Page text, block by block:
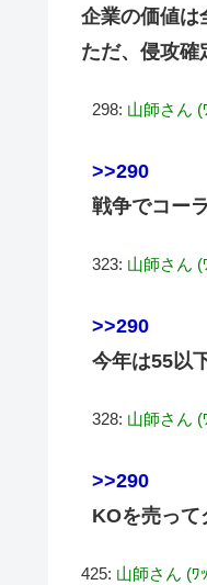
企業の価値は
ただ、侵攻確
298: 山師さん (
>>290
戦争でコー
323: 山師さん (
>>290
今年は55以
328: 山師さん (
>>290
KOを売って
425: 山師さん (ﾜ